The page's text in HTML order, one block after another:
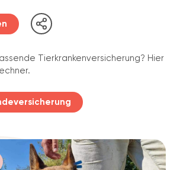
Tierkrankenversicherung? Hier